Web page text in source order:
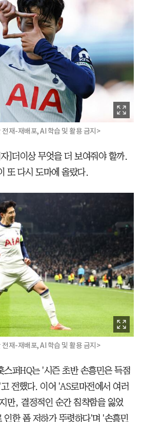
재-재배포, AI 학습 및 활용 금지>
]더이상 무엇을 더 보여줘야 할까.
또 다시 도마에 올랐다.
재-재배포, AI 학습 및 활용 금지>
스퍼HQ는 '시즌 초반 손흥민은 득점
전했다. 이어 'AS로마전에서 여러
만, 결정적인 순간 침착함을 잃었
인한 폼 저하가 뚜렷하다'며 '손흥민